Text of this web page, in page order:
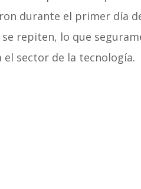
durante el primer día
repiten, lo que
sector de la tecnología.